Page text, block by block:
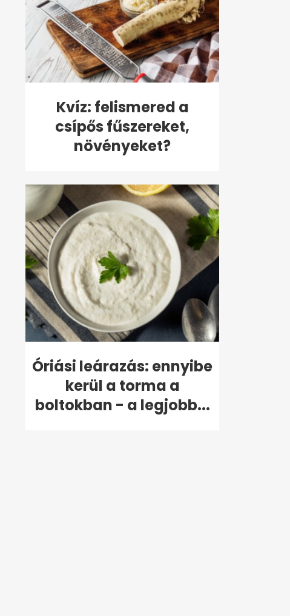
Kvíz: felismered a
csípős fűszereket,
növényeket?
Óriási leárazás: ennyibe
kerül a torma a
boltokban - a legjobb...